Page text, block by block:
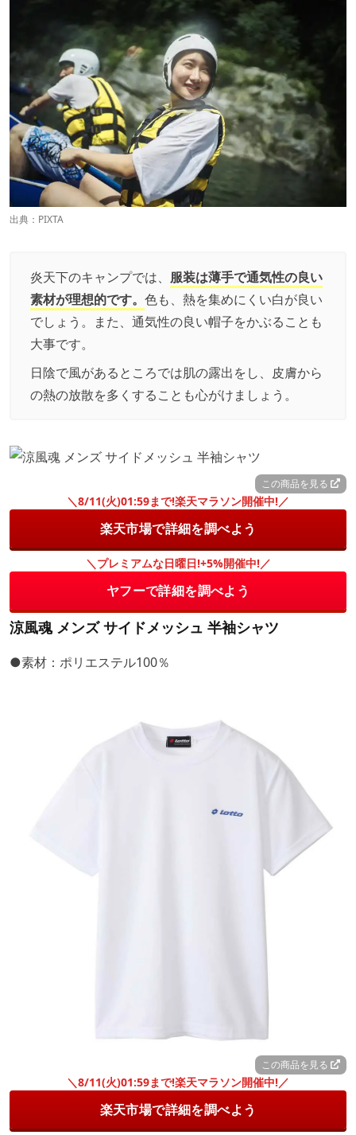
出典：PIXTA
炎天下のキャンプでは、 服装は薄手で通気性の良い
素材が理想的です。 色も、熱を集めにくい白が良い
でしょう。また、通気性の良い帽子をかぶることも
大事です。
日陰で風があるところでは肌の露出をし、皮膚から
の熱の放散を多くすることも心がけましょう。
この商品を見る
＼8/11(火)01:59まで!楽天マラソン開催中!／
楽天市場で詳細を調べよう
＼プレミアムな日曜日!+5%開催中!／
ヤフーで詳細を調べよう
涼風魂 メンズ サイドメッシュ 半袖シャツ
●素材：ポリエステル100％
この商品を見る
＼8/11(火)01:59まで!楽天マラソン開催中!／
楽天市場で詳細を調べよう